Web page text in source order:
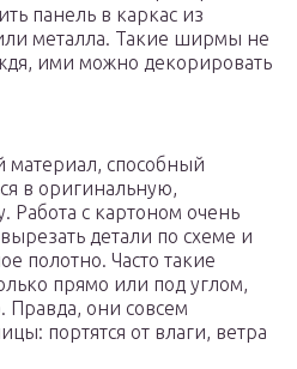
панель в каркас из
металла. Такие ширмы не
ими можно декорировать
способный
в оригинальную,
с картоном очень
детали по схеме и
полотно. Часто такие
прямо или под углом,
Правда, они совсем
портятся от влаги, ветра